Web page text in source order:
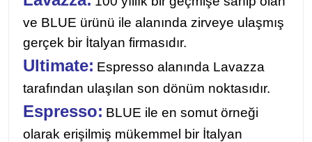
ve BLUE ürünü ile alanında zirveye ulaşmış
gerçek bir İtalyan firmasıdır.
Ultimate: Espresso alanında Lavazza
tarafından ulaşılan son dönüm noktasıdır.
Espresso: BLUE ile en somut örneği
olarak erişilmiş mükemmel bir İtalyan